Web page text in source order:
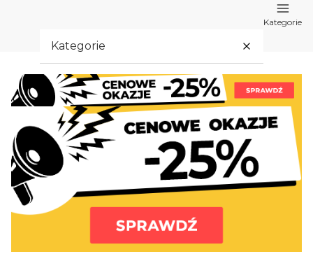
Kategorie
Kategorie
PROMOCJE GARMIN
GARMIN
3mk
TACX